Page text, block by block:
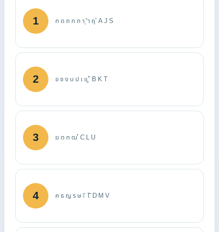
1 ก ด ถ ท ภ า ุ ำ ฤ ่ A J S
2 ข ช ง บ ป เ แ ู ้ B K T
3 ฆ ต ฑ ฒ ๋ C L U
4 ค ธ ญ ร ษ ะ ิ โ ั D M V